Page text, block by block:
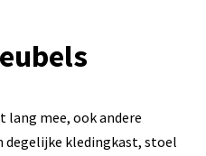
lang mee, ook andere
degelijke kledingkast, stoel